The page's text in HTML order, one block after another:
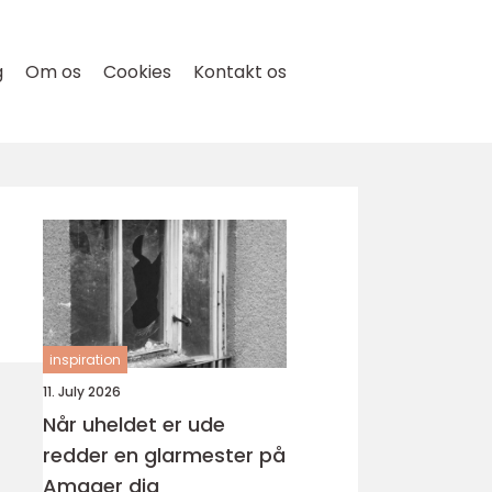
Om os Cookies Kontakt os
inspiration
11. July 2026
Når uheldet er ude
redder en glarmester på
Amager dig